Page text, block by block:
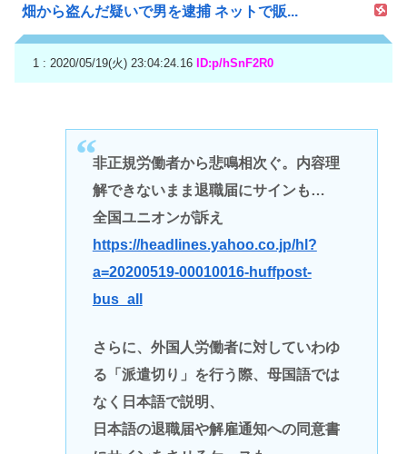
畑から盗んだ疑いで男を逮捕 ネットで販...
1 : 2020/05/19(火) 23:04:24.16 ID:p/hSnF2R0
非正規労働者から悲鳴相次ぐ。内容理
解できないまま退職届にサインも…
全国ユニオンが訴え
https://headlines.yahoo.co.jp/hl?
a=20200519-00010016-huffpost-
bus_all
さらに、外国人労働者に対していわゆ
る「派遣切り」を行う際、母国語では
なく日本語で説明、
日本語の退職届や解雇通知への同意書